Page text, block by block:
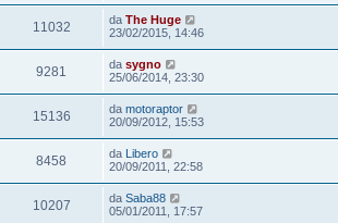
11032 da The Huge
23/02/2015, 14:46
9281 da sygno
25/06/2014, 23:30
15136 da motoraptor
20/09/2012, 15:53
8458 da Libero
20/09/2011, 22:58
10207 da Saba88
05/01/2011, 17:57